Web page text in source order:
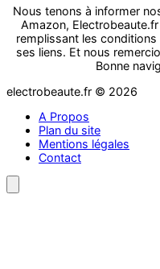
Nous tenons à informer
Amazon,
remplissant les
ses liens. Et nous
Bonne
electrobeaute.fr © 2026
A Propos
Plan du site
Mentions légales
Contact